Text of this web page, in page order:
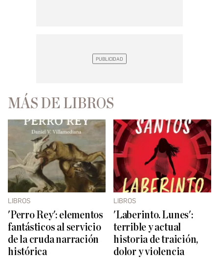
MÁS DE LIBROS
LIBROS
'Perro Rey': elementos
fantásticos al servicio
de la cruda narración
histórica
LIBROS
'Laberinto. Lunes':
terrible y actual
historia de traición,
dolor y violencia